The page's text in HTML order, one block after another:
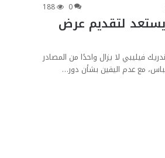
0
188
يستعد لتقديم عرض
فيليبي لا يزال واحدًا من المصادر
مع عدم اليقين بشأن دور…